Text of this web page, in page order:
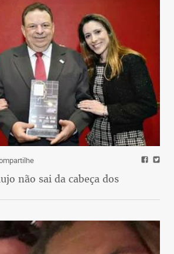
não sai da cabeça dos